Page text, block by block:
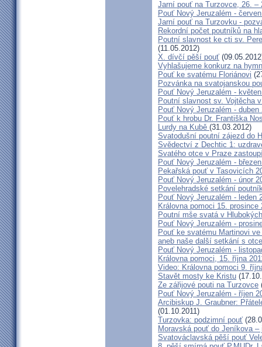
Jarní pouť na Turzovce, 26. –
Pouť Nový Jeruzalém -
Jarní pouť na Turzovku -
Rekordní počet poutníků na
Poutní slavnost ke cti sv.
(11.05.2012)
X. dívčí pěší pouť
Vyhlašujeme konkurz na
Pouť ke svatému Floriánovi
Pozvánka na svatojanskou
Pouť Nový Jeruzalém -
Poutní slavnost sv. Vojtěcha
Pouť Nový Jeruzalém - duben
Pouť k hrobu Dr. Františka
Lurdy na Kubě (31.03.2012)
Svatodušní poutní zájezd do
Svědectví z Dechtic 1:
Svatého otce v Praze
Pouť Nový Jeruzalém -
Pekařská pouť v Tasovicích
Pouť Nový Jeruzalém - únor
Povelehradské setkání
Pouť Nový Jeruzalém - leden
Královna pomoci 15. prosince
Poutní mše svatá v
Pouť Nový Jeruzalém -
Pouť ke svatému Martinovi
aneb naše další setkání s
Pouť Nový Jeruzalém -
Královna pomoci, 15. října
Video: Královna pomoci 9.
Stavět mosty ke Kristu
Ze zářijové pouti na Turzovce
Pouť Nový Jeruzalém - říjen
Arcibiskup J. Graubner:
(01.10.2011)
Turzovka: podzimní pouť
Moravská pouť do Jeníkova
Svatováclavská pěší pouť